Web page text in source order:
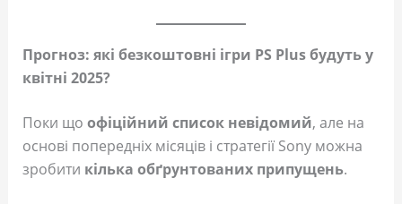
Прогноз: які безкоштовні ігри PS Plus будуть у
квітні 2025?
Поки що офіційний список невідомий, але на
основі попередніх місяців і стратегії Sony можна
зробити кілька обґрунтованих припущень.